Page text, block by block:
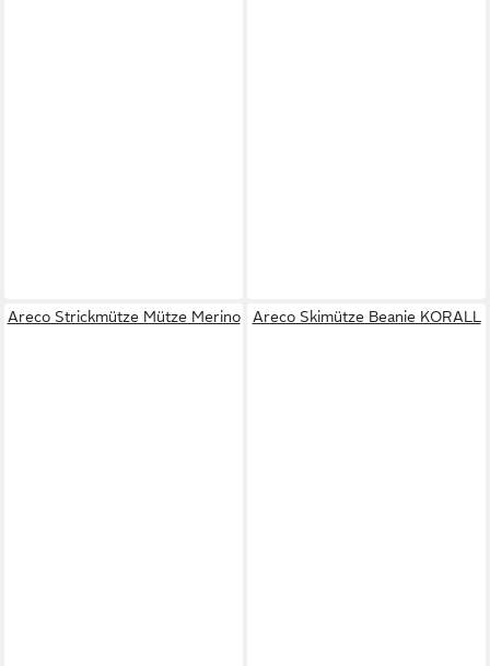
Areco Strickmütze Mütze Merino Areco Skimütze Beanie KORALL